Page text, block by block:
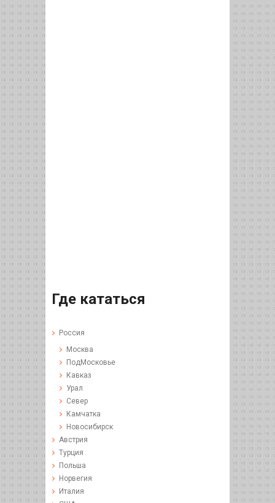
Где кататься
Россия
Москва
ПодМосковье
Кавказ
Урал
Север
Камчатка
Новосибирск
Австрия
Турция
Польша
Норвегия
Италия